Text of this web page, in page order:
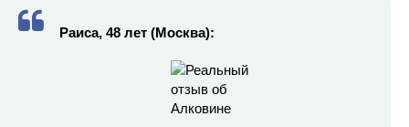
Раиса, 48 лет (Москва):